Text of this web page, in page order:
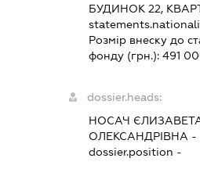
БУДИНОК 22,
Розмір внеску до
фонду (грн.): 491
dossier.heads:
НОСАЧ
ОЛЕКСАНДРІВНА -
dossier.position -